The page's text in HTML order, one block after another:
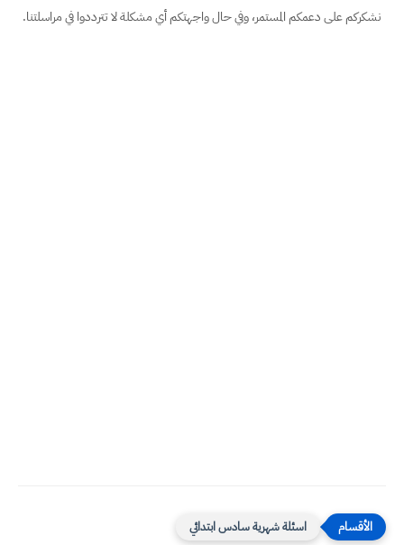
نشكركم على دعمكم المستمر، وفي حال واجهتكم أي مشكلة لا تترددوا في مراسلتنا.
اسئلة شهرية سادس ابتدائي